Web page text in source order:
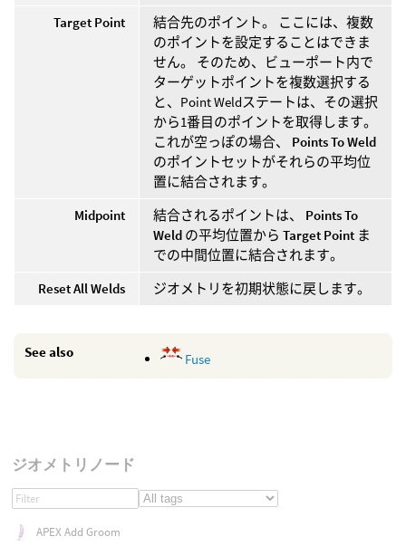
Target Point
結合先のポイント。 ここには、複数
のポイントを設定することはできま
せん。 そのため、ビューポート内で
ターゲットポイントを複数選択する
と、Point Weldステートは、その選択
から1番目のポイントを取得します。
これが空っぽの場合、 Points To Weld
のポイントセットがそれらの平均位
置に結合されます。
Midpoint
結合されるポイントは、 Points To
Weld の平均位置から Target Point ま
での中間位置に結合されます。
Reset All Welds
ジオメトリを初期状態に戻します。
See also Fuse
ジオメトリノード
APEX Add Groom